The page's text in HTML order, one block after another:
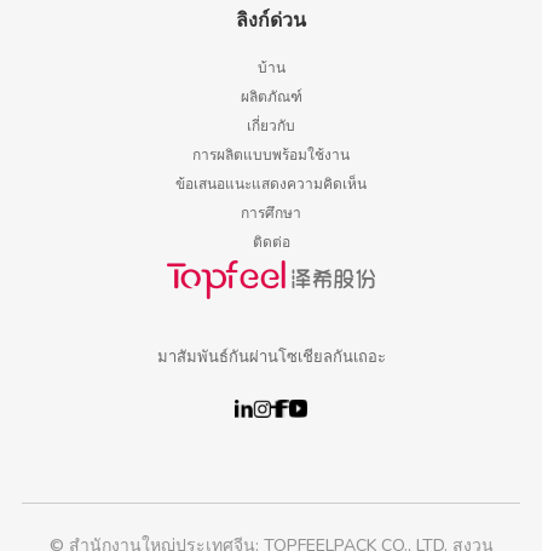
ลิงก์ด่วน
บ้าน
ผลิตภัณฑ์
เกี่ยวกับ
การผลิตแบบพร้อมใช้งาน
ข้อเสนอแนะแสดงความคิดเห็น
การศึกษา
ติดต่อ
มาสัมพันธ์กันผ่านโซเชียลกันเถอะ
© สำนักงานใหญ่ประเทศจีน: TOPFEELPACK CO., LTD. สงวน